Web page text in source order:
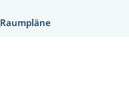
Raumpläne